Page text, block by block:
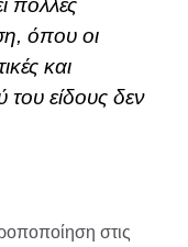
όπου οι
και
του είδους δεν
στις